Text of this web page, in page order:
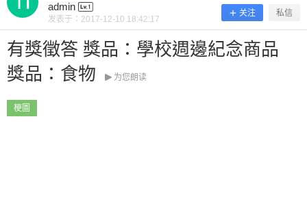
admin
发表于： 2017-12-10 18:42:17
关注 私信
有獎徵答 獎品：學校週邊紀念商品
獎品：食物
为您朗读
梗圖